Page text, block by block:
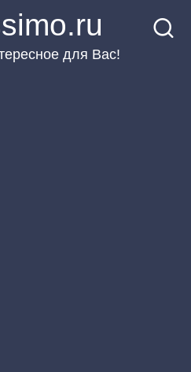
для Вас!